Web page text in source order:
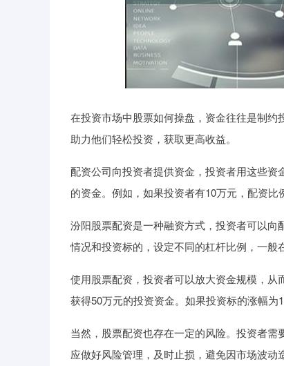
在投资市场中股票如何操盘，资金往往是制约
助力他们轻松投资，获取更高收益。
配资公司向投资者提供资金，投资者用这些
的资金。例如，如果投资者有10万元，配资比
汾阳股票配资是一种融资方式，投资者可以
情况和投资标的，设定不同的杠杆比例，一般
使用股票配资，投资者可以放大资金规模，
获得50万元的投资资金。如果投资标的涨幅为
当然，股票配资也存在一定的风险。投资者
应做好风险管理，及时止损，避免因市场波动